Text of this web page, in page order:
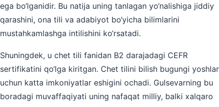
ega bo‘lganidir. Bu natija uning tanlagan yo‘nalishiga jiddiy
qarashini, ona tili va adabiyot bo‘yicha bilimlarini
mustahkamlashga intilishini ko‘rsatadi.
Shuningdek, u chet tili fanidan B2 darajadagi CEFR
sertifikatini qo‘lga kiritgan. Chet tilini bilish bugungi yoshlar
uchun katta imkoniyatlar eshigini ochadi. Gulsevarning bu
boradagi muvaffaqiyati uning nafaqat milliy, balki xalqaro